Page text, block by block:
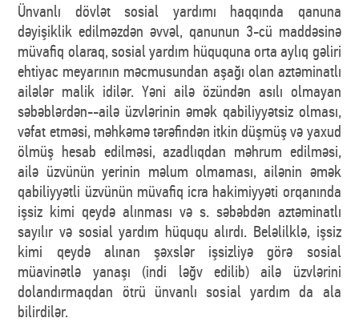
Ünvanlı dövlət sosial yardımı haqqında qanuna
dəyişiklik edilməzdən əvvəl, qanunun 3-cü maddəsinə
müvafiq olaraq, sosial yardım hüququna orta aylıq gəliri
ehtiyac meyarının məcmusundan aşağı olan aztəminatlı
ailələr malik idilər. Yəni ailə özündən asılı olmayan
səbəblərdən--ailə üzvlərinin əmək qabiliyyətsiz olması,
vəfat etməsi, məhkəmə tərəfindən itkin düşmüş və yaxud
ölmüş hesab edilməsi, azadlıqdan məhrum edilməsi,
ailə üzvünün yerinin məlum olmaması, ailənin əmək
qabiliyyətli üzvünün müvafiq icra hakimiyyəti orqanında
işsiz kimi qeydə alınması və s. səbəbdən aztəminatlı
sayılır və sosial yardım hüququ alırdı. Beləlilklə, işsiz
kimi qeydə alınan şəxslər işsizliyə görə sosial
müavinətlə yanaşı (indi ləğv edilib) ailə üzvlərini
dolandırmaqdan ötrü ünvanlı sosial yardım da ala
bilirdilər.